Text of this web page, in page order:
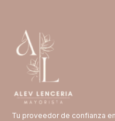
Tu proveedor de confianza